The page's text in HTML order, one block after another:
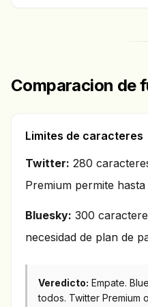
Comparacion de
Limites de caracteres
Twitter: 280
Premium permite
Bluesky: 300
necesidad de plan de
Veredicto: Empate.
todos. Twitter Premium